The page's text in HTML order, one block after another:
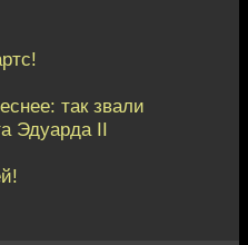
так звали
Эдуарда II